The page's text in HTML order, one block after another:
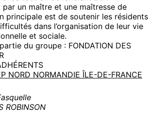
un maître et une maîtresse de
principale est de soutenir les résidents
dans l’organisation de leur vie
et sociale.
du groupe : FONDATION DES
NORD NORMANDIE ÎLE-DE-FRANCE
ROBINSON